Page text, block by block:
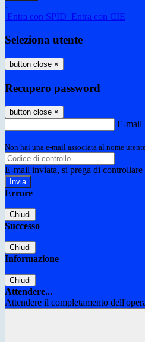
-
Entra con SPID Entra con CIE
Seleziona utente
button close ×
Recupero password
button close ×
E-mail
Non hai una e-mail associata al nome
E-mail inviata, si prega di controllare
Errore
Chiudi
Successo
Chiudi
Informazione
Chiudi
Attendere...
Attendere il completamento